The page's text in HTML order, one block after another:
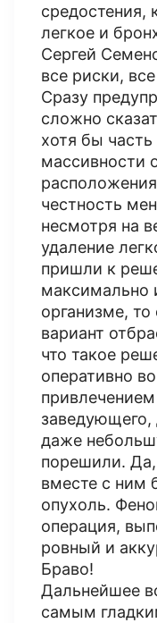
средостения,
легкое и
Сергей
все риски,
Сразу
сложно
хотя бы часть
массивности
честность
несмотря на
удаление
пришли к
максимально
организме,
вариант
что такое
оперативно
даже
порешили. Да,
вместе с ним
опухоль.
операция,
ровный и
Браво!
Дальнейшее
самым